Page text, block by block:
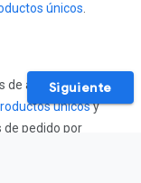
únicos
de apps para
únicosy
pedido por
Siguiente